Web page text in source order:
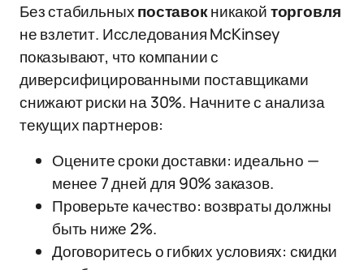
Без стабильныхпоставокникакойторговля
не взлетит. Исследования McKinsey
показывают, что компании с
диверсифицированными поставщиками
снижают риски на 30%. Начните с анализа
текущих партнеров:
Оцените сроки доставки: идеально —
менее 7 дней для 90% заказов.
Проверьте качество: возвраты должны
быть ниже 2%.
Договоритесь о гибких условиях: скидки